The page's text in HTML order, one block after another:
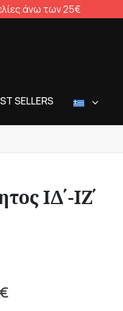
άνω των 25€
SELLERS
ΙΔ΄-ΙΖ΄
€